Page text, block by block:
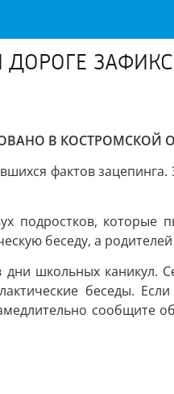
В КОСТРОМСКОЙ
фактов
которые
беседу, а
школьных
беседы.